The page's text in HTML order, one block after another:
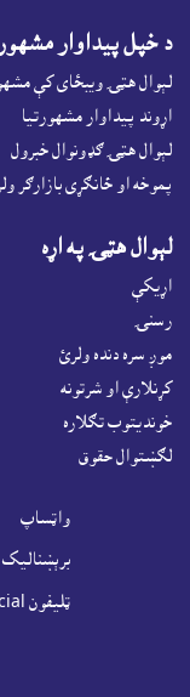
د خپل پيداوار
لېوال هټۍ ويبځاى کې
اړوند پيداوار مشهورتيا
لېوال هټۍ ګډونوال خبرول
پموخه او ځانګړى بازارګر
لېوال هټۍ په اړه
اړيکې
رسنۍ
موږ سره دنده ولرئ
کړنلارې او شرتونه
خونديتوب تګلاره
لګښتوال حقوق
واټساپ
برېښناليک
ټليفون Financial